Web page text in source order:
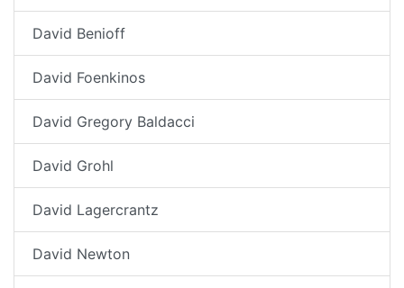
David Benioff
David Foenkinos
David Gregory Baldacci
David Grohl
David Lagercrantz
David Newton